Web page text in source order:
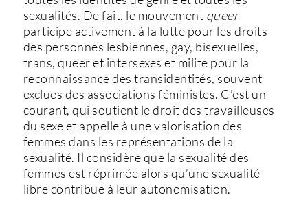
sexualités. De fait, le mouvement queer
participe activement à la lutte pour les droits
des personnes lesbiennes, gay, bisexuelles,
trans, queer et intersexes et milite pour la
reconnaissance des transidentités, souvent
exclues des associations féministes. C’est un
courant, qui soutient le droit des travailleuses
du sexe et appelle à une valorisation des
femmes dans les représentations de la
sexualité. Il considère que la sexualité des
femmes est réprimée alors qu’une sexualité
libre contribue à leur autonomisation.